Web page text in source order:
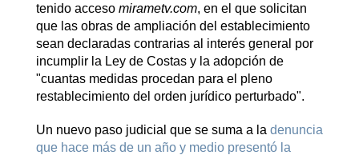
tenido acceso mirametv.com, en el que solicitan
que las obras de ampliación del establecimiento
sean declaradas contrarias al interés general por
incumplir la Ley de Costas y la adopción de
"cuantas medidas procedan para el pleno
restablecimiento del orden jurídico perturbado".
Un nuevo paso judicial que se suma a la denuncia
que hace más de un año y medio presentó la